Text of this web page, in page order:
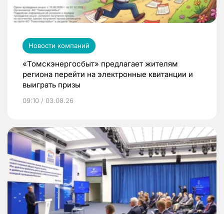
Новости компаний
«Томскэнергосбыт» предлагает жителям
региона перейти на электронные квитанции и
выиграть призы
09:10 / 03.08.26